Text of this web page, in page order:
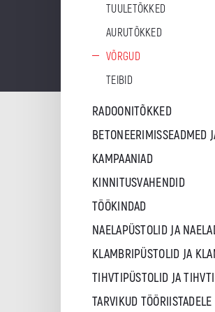
TUULETÕKKED
AURUTÕKKED
VÕRGUD
TEIBID
RADOONITÕKKED
BETONEERIMISSEADMED
KAMPAANIAD
KINNITUSVAHENDID
TÖÖKINDAD
NAELAPÜSTOLID JA
KLAMBRIPÜSTOLID JA
TIHVTIPÜSTOLID JA
TARVIKUD TÖÖRIISTADELE